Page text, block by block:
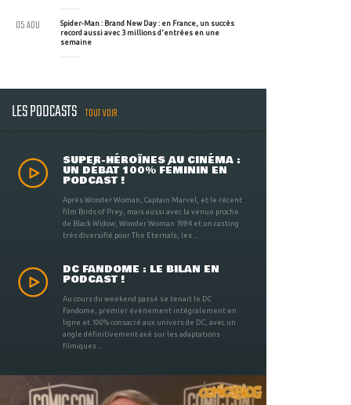
Spider-Man : Brand New Day : en France, un succès
record aussi avec 3 millions d'entrées en une
semaine
05 AOU
LES PODCASTS TOUT VOIR
SUPER-HÉROÏNES AU CINÉMA :
UN DÉBAT 100% FÉMININ EN
PODCAST !
Après Wonder Woman, Captain Marvel, et le récent
film Birds of Prey, mais aussi avec la venue proche
de Black Widow, Wonder Woman 1984 et un casting
très diversifié pour The Eternals, les ...
DC FANDOME : LE BILAN EN
PODCAST !
Au cours du weekend passé se tenait le DC
Fandome, premier évènement intégralement en
ligne et 100% consacré aux univers de DC, avec un
angle définitivement axé sur les adaptations
filmiques ...